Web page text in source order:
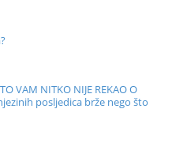
VAM NITKO NIJE REKAO O
posljedica brže nego što